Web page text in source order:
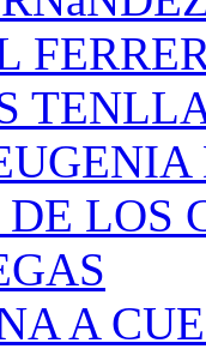
LOS
A